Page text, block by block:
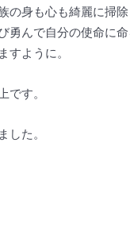
の身も心も綺麗に掃
勇んで自分の使命に
すように。
です。
した。